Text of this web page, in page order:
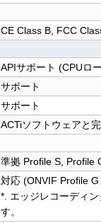
CE Class B, FCC
APIサポート (CPUロ
サポート
サポート
ACTiソフトウェアと
準拠 Profile S, Profile
対応 (ONVIF Profile
*. エッジレコーディ
す。